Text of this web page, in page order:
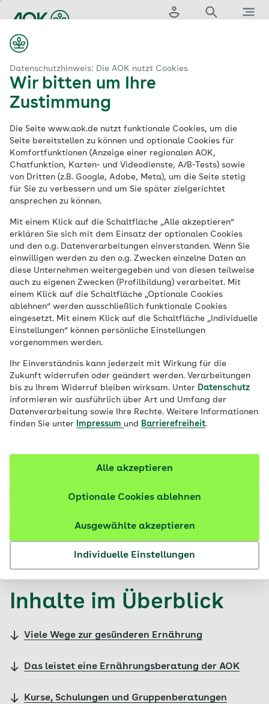
Datenschutzhinweis: Die AOK nutzt Cookies
Wir bitten um Ihre
Zustimmung
Die Seite www.aok.de nutzt funktionale Cookies, um die
Seite bereitstellen zu können und optionale Cookies für
Komfortfunktionen (Anzeige einer regionalen AOK,
Chatfunktion, Karten- und Videodienste, A/B-Tests) sowie
von Dritten (z.B. Google, Adobe, Meta), um die Seite stetig
für Sie zu verbessern und um Sie später zielgerichtet
ansprechen zu können.
Mit einem Klick auf die Schaltfläche „Alle akzeptieren“
erklären Sie sich mit dem Einsatz der optionalen Cookies
und den o.g. Datenverarbeitungen einverstanden. Wenn Sie
einwilligen werden zu den o.g. Zwecken einzelne Daten an
diese Unternehmen weitergegeben und von diesen teilweise
auch zu eigenen Zwecken (Profilbildung) verarbeitet. Mit
einem Klick auf die Schaltfläche „Optionale Cookies
ablehnen“ werden ausschließlich funktionale Cookies
eingesetzt. Mit einem Klick auf die Schaltfläche „Individuelle
Einstellungen“ können persönliche Einstellungen
vorgenommen werden.
Ihr Einverständnis kann jederzeit mit Wirkung für die
Zukunft widerrufen oder geändert werden. Verarbeitungen
bis zu Ihrem Widerruf bleiben wirksam. Unter Datenschutz
informieren wir ausführlich über Art und Umfang der
Datenverarbeitung sowie Ihre Rechte. Weitere Informationen
finden Sie unter
Impressum und Barrierefreiheit.
Individuelle Einstellungen
Ausgewählte akzeptieren
Optionale Cookies ablehnen
Alle akzeptieren
Hauptinhalt
springen
Die Angebote zur
Ernährungsberatung
der AOK
Ob Sie sich für eine ausgewogene
Ernährung interessieren, Ihr Gewicht
reduzieren möchten, an einer
Lebensmittelallergie leiden oder chronisch
erkrankt sind: Die Ernährungsexperten der
AOK sind gerne persönlich für Sie da.
Entdecken Sie die Angebote zur
Inhalte im Überblick
Viele Wege zur gesünderen Ernährung
Das leistet eine Ernährungsberatung der AOK
Kurse, Schulungen und Gruppenberatungen